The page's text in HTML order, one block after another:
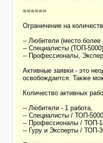
======
Ограничение на
-- Любители (место более
-- Специалисты (ТОП-
-- Профессионалы,
Активные заявки - это
освобождается. Также
Количество активных
-- Любители - 1 работа,
-- Специалисты / ТОП-
-- Профессионалы / ТОП-
-- Гуру и Эксперты / ТОП-